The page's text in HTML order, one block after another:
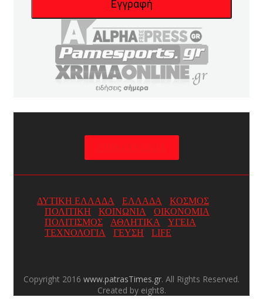
ΔΥΤΙΚΗ ΕΛΛΑΔΑ ΕΛΛΑΔΑ
ΚΟΣΜΟΣ
ΠΟΛΙΤΙΚΗ
ΚΟΙΝΩΝΙΑ
ΟΙΚΟΝΟΜΙΑ
ΠΟΛΙΤΙΣΜΟΣ
ΑΘΛΗΤΙΚΑ
ΥΓΕΙΑ
ΤΕΧΝΟΛΟΓΙΑ
ΓΕΥΣΗ LIFE
Copyright 2016 www.patrasTimes.gr. All Rights Reserved.
Created by eight8.